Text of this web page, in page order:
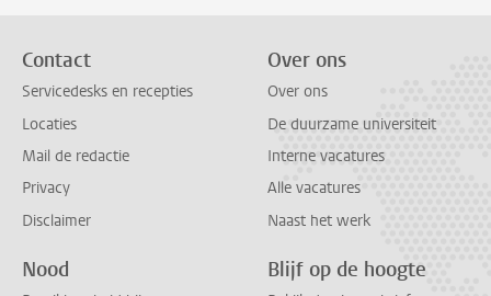
Contact
Servicedesks en recepties
Locaties
Mail de redactie
Privacy
Disclaimer
Over ons
Over ons
De duurzame universiteit
Interne vacatures
Alle vacatures
Naast het werk
Nood Blijf op de hoogte